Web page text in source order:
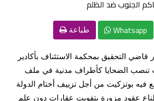
Whatsapp طباعة
التحقيق بمحكمة الاستئناف بأكادير
الضحايا كأطراف مدنية في ملف
فيه بوتزكيت من أجل تزييف أختام الدولة
عقود مزورة بتفويت عقارات دون علم